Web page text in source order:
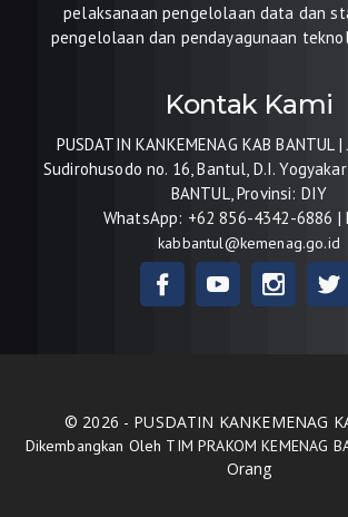
pelaksanaan pengelolaan data dan
pengelolaan dan pendayagunaan
Kontak Kami
PUSDATIN KANKEMENAG KAB BANTUL |
Sudirohusodo no. 16, Bantul, D.I.
BANTUL, Provinsi: DIY
WhatsApp: +62 856-4342-6886 |
kabbantul@kemenag.go.id
© 2026 - PUSDATIN KANKEMENAG
Dikembangkan Oleh TIM PRAKOM KEMENAG
Orang